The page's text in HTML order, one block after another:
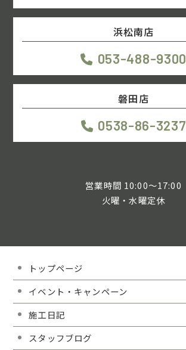
浜松南店
053-488-9300
磐田店
0538-86-3237
営業時間 10:00～17:00
火曜・水曜定休
トップページ
イベント・キャンペーン
施工日記
スタッフブログ